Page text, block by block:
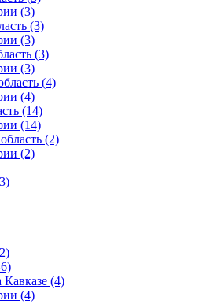
(3)
(3)
(3)
(3)
(3)
(4)
(4)
(14)
(14)
(2)
(2)
(4)
(4)